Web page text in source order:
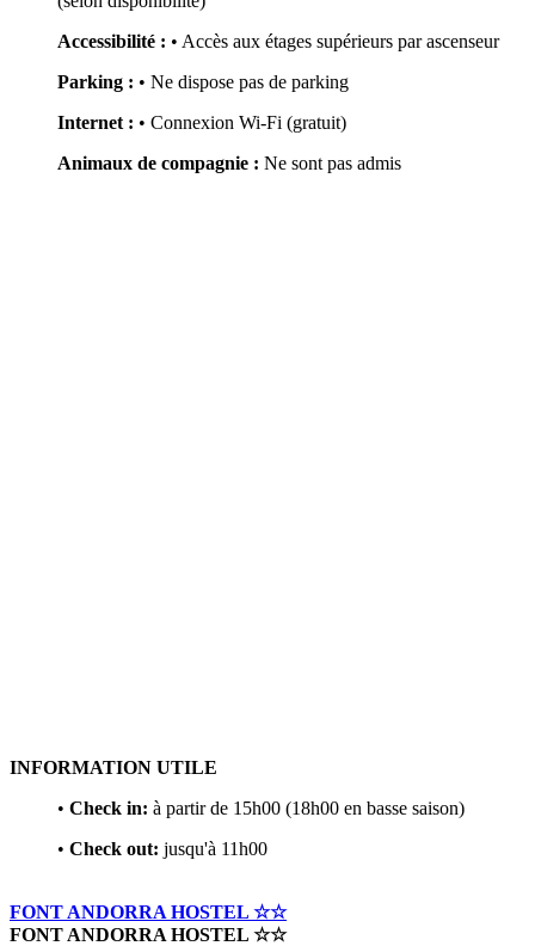
Accessibilité : • Accès aux étages supérieurs par ascenseur
Parking : • Ne dispose pas de parking
Internet : • Connexion Wi-Fi (gratuit)
Animaux de compagnie : Ne sont pas admis
INFORMATION UTILE
• Check in: à partir de 15h00 (18h00 en basse saison)
• Check out: jusqu'à 11h00
FONT ANDORRA HOSTEL ☆☆
FONT ANDORRA HOSTEL ☆☆